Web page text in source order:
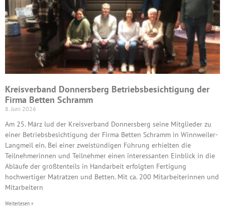
Kreisverband Donnersberg Betriebsbesichtigung der
Firma Betten Schramm
8. Juni 2026
Am 25. März lud der Kreisverband Donnersberg seine Mitglieder zu
einer Betriebsbesichtigung der Firma Betten Schramm in Winnweiler-
Langmeil ein. Bei einer zweistündigen Führung erhielten die
Teilnehmerinnen und Teilnehmer einen interessanten Einblick in die
Abläufe der größtenteils in Handarbeit erfolgten Fertigung
hochwertiger Matratzen und Betten. Mit ca. 200 Mitarbeiterinnen und
Mitarbeitern
Weiterlesen »